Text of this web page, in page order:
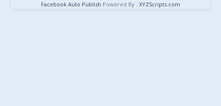
Facebook Auto Publish Powered By : XYZScripts.com